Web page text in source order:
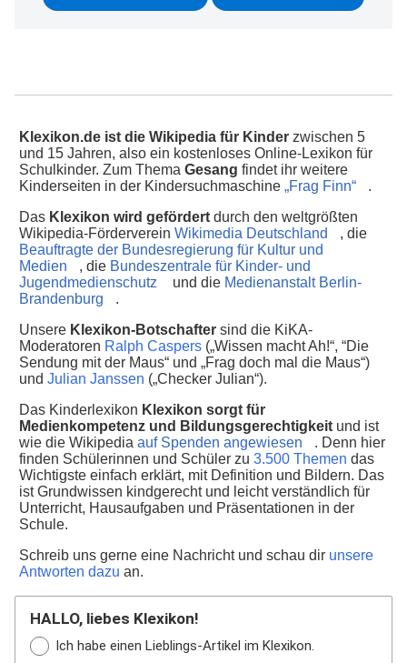
Klexikon.de ist die Wikipedia für Kinder zwischen 5
und 15 Jahren, also ein kostenloses Online-Lexikon für
Schulkinder. Zum Thema Gesang findet ihr weitere
Kinderseiten in der Kindersuchmaschine „Frag Finn“
.
Das Klexikon wird gefördert durch den weltgrößten
Wikipedia-Förderverein Wikimedia Deutschland
, die
Beauftragte der Bundesregierung für Kultur und
Medien
, die Bundeszentrale für Kinder- und
Jugendmedienschutz
und die Medienanstalt Berlin-
Brandenburg
.
Unsere Klexikon-Botschafter sind die KiKA-
Moderatoren Ralph Caspers („Wissen macht Ah!“, “Die
Sendung mit der Maus“ und „Frag doch mal die Maus“)
und Julian Janssen („Checker Julian“).
Das Kinderlexikon Klexikon sorgt für
Medienkompetenz und Bildungsgerechtigkeit und ist
wie die Wikipedia auf Spenden angewiesen
. Denn hier
finden Schülerinnen und Schüler zu 3.500 Themen das
Wichtigste einfach erklärt, mit Definition und Bildern. Das
ist Grundwissen kindgerecht und leicht verständlich für
Unterricht, Hausaufgaben und Präsentationen in der
Schule.
Schreib uns gerne eine Nachricht und schau dir unsere
Antworten dazu an.
HALLO, liebes Klexikon!
Ich habe einen Lieblings-Artikel im Klexikon.